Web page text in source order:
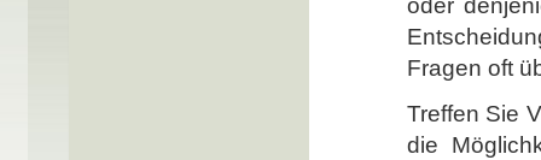
Fragen oft
Treffen Sie
die